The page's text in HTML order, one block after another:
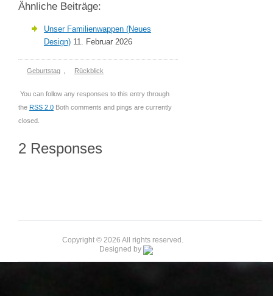
Ähnliche Beiträge:
Unser Familienwappen (Neues
Design) 11. Februar 2026
Geburtstag Rückblick
You can follow any responses to this entry through
the RSS 2.0 Both comments and pings are currently
closed.
2 Responses
Copyright © 2026 All rights reserved.
Designed by